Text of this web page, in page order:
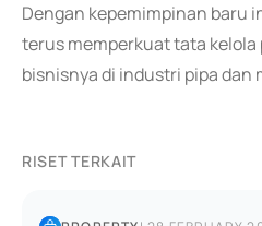
Dengan kepemimpinan baru
terus memperkuat tata
bisnisnya di industri pipa
RISET TERKAIT